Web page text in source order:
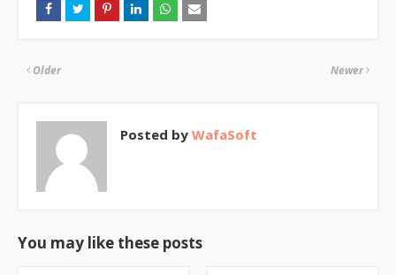
Newer
Older
Posted by WafaSoft
You may like these posts